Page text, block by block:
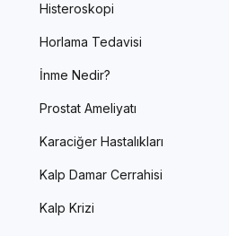
Histeroskopi
Horlama Tedavisi
İnme Nedir?
Prostat Ameliyatı
Karaciğer Hastalıkları
Kalp Damar Cerrahisi
Kalp Krizi